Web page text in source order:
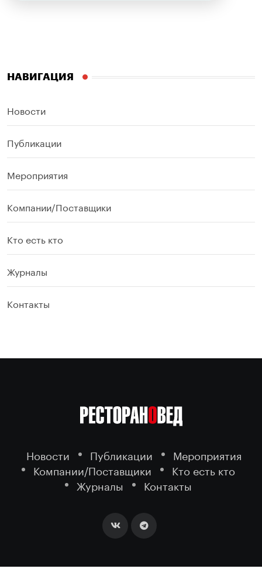
НАВИГАЦИЯ
Новости
Публикации
Мероприятия
Компании/Поставщики
Кто есть кто
Журналы
Контакты
Новости Публикации
Мероприятия
Компании/Поставщики
Кто есть кто
Журналы
Контакты